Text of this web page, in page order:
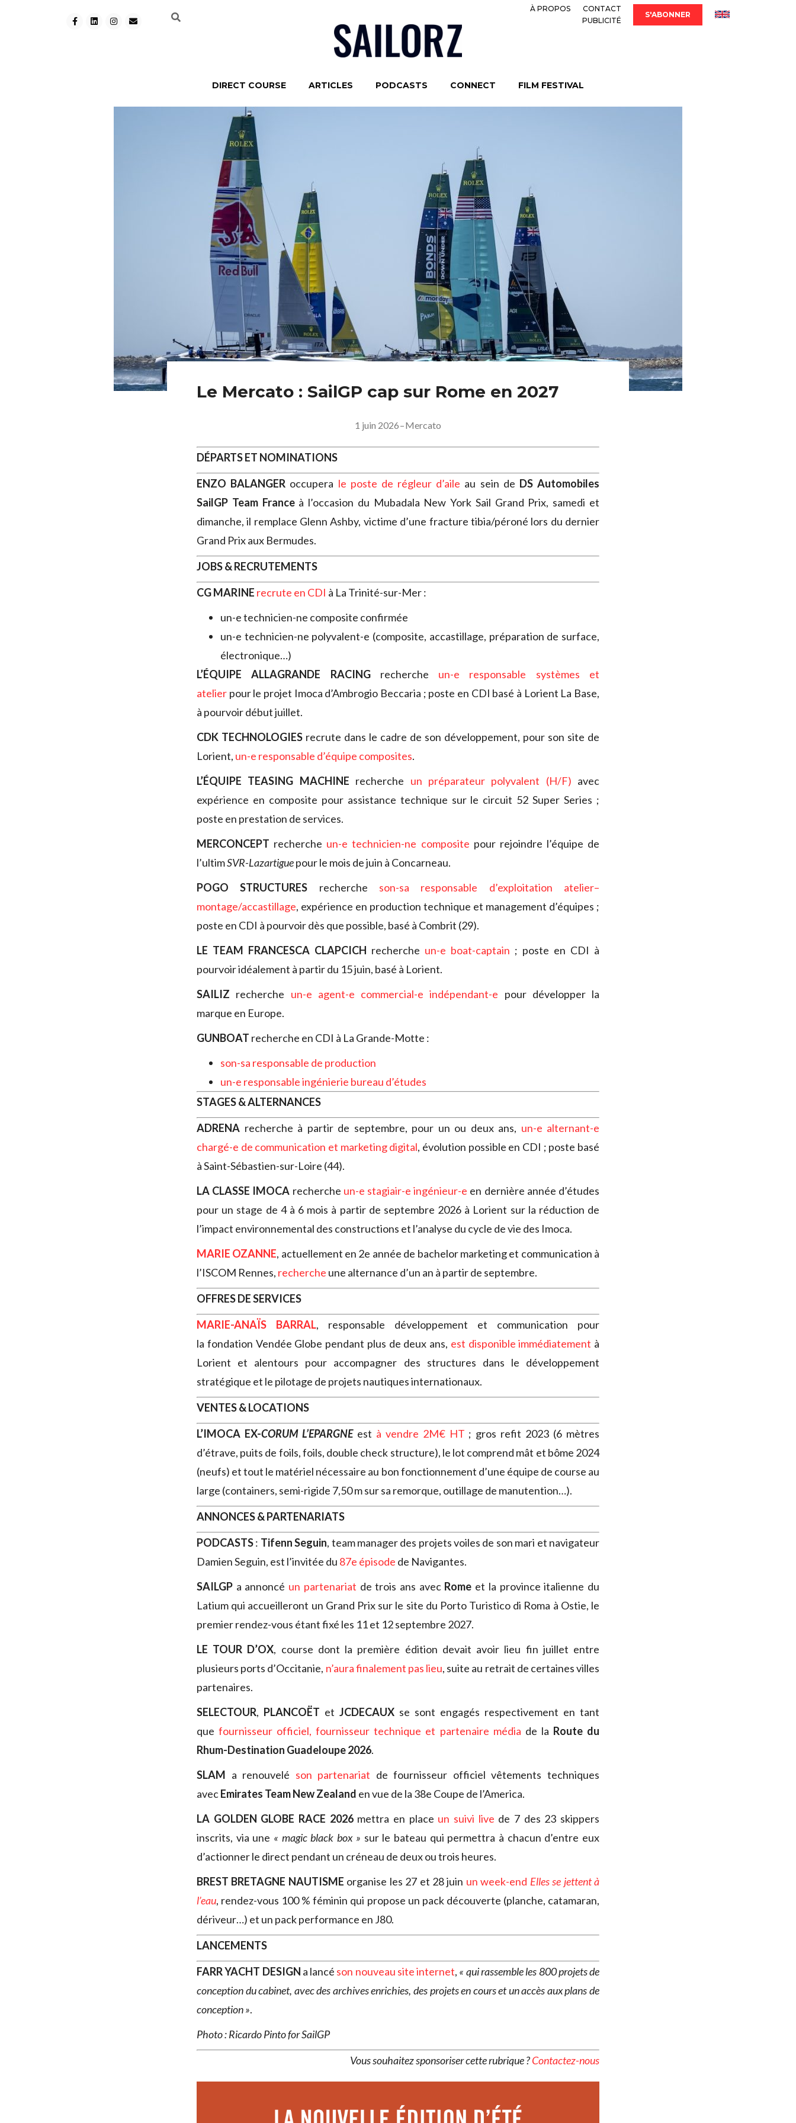
À PROPOS
CONTACT
PUBLICITÉ
S'ABONNER
DIRECT COURSE ARTICLES PODCASTS CONNECT FILM FESTIVAL
Le Mercato : SailGP cap sur Rome en 2027
1 juin 2026–Mercato
DÉPARTS ET NOMINATIONS
ENZO BALANGER occupera le poste de régleur d’aile au sein de DS Automobiles
SailGP Team Franceà l’occasion du Mubadala New York Sail Grand Prix, samedi et
dimanche, il remplace Glenn Ashby, victime d’une fracture tibia/péroné lors du dernier
Grand Prix aux Bermudes.
JOBS & RECRUTEMENTS
CG MARINE recrute en CDI à La Trinité-sur-Mer :
un-e technicien-ne composite confirmée
un-e technicien-ne polyvalent-e (composite, accastillage, préparation de surface,
électronique…)
L’ÉQUIPE ALLAGRANDE RACINGrecherche un-e responsable systèmes et
atelier pour le projet Imoca d’Ambrogio Beccaria ; poste en CDI basé à Lorient La Base,
à pourvoir début juillet.
CDK TECHNOLOGIES recrute dans le cadre de son développement, pour son site de
Lorient, un-e responsable d’équipe composites.
L’ÉQUIPE TEASING MACHINE recherche un préparateur polyvalent (H/F) avec
expérience en composite pour assistance technique sur le circuit 52 Super Series ;
poste en prestation de services.
MERCONCEPT recherche un-e technicien-ne composite pour rejoindre l’équipe de
l’ultimSVR-Lazartiguepour le mois de juin à Concarneau.
POGO STRUCTURES recherche son-sa responsable d’exploitation atelier–
montage/accastillage, expérience en production technique et management d’équipes ;
poste en CDI à pourvoir dès que possible, basé à Combrit (29).
LE TEAM FRANCESCA CLAPCICH recherche un-e boat-captain ; poste en CDI à
pourvoir idéalement à partir du 15 juin, basé à Lorient.
SAILIZ recherche un-e agent-e commercial-e indépendant-e pour développer la
marque en Europe.
GUNBOAT recherche en CDI à La Grande-Motte :
son-sa responsable de production
un-e responsable ingénierie bureau d’études
STAGES & ALTERNANCES
ADRENA recherche à partir de septembre, pour un ou deux ans, un-e alternant-e
chargé-e de communication et marketing digital, évolution possible en CDI ; poste basé
à Saint-Sébastien-sur-Loire (44).
LA CLASSE IMOCA recherche un-e stagiair-e ingénieur-e en dernière année d’études
pour un stage de 4 à 6 mois à partir de septembre 2026 à Lorient sur la réduction de
l’impact environnemental des constructions et l’analyse du cycle de vie des Imoca.
MARIE OZANNE, actuellement en 2e année de bachelor marketing et communication à
l’ISCOM Rennes, recherche une alternance d’un an à partir de septembre.
OFFRES DE SERVICES
MARIE-ANAÏS BARRAL, responsable développement et communication pour
la fondation Vendée Globe pendant plus de deux ans, est disponible immédiatement à
Lorient et alentours pour accompagner des structures dans le développement
stratégique et le pilotage de projets nautiques internationaux.
VENTES & LOCATIONS
L’IMOCA EX-CORUM L’EPARGNEest à vendre 2M€ HT ; gros refit 2023 (6 mètres
d’étrave, puits de foils, foils, double check structure), le lot comprend mât et bôme 2024
(neufs) et tout le matériel nécessaire au bon fonctionnement d’une équipe de course au
large (containers, semi-rigide 7,50 m sur sa remorque, outillage de manutention…).
ANNONCES & PARTENARIATS
PODCASTS: Tifenn Seguin, team manager des projets voiles de son mari et navigateur
Damien Seguin, est l’invitée du 87e épisode de Navigantes.
SAILGP a annoncé un partenariat de trois ans avec Rome et la province italienne du
Latium qui accueilleront un Grand Prix sur le site du Porto Turistico di Roma à Ostie, le
premier rendez-vous étant fixé les 11 et 12 septembre 2027.
LE TOUR D’OX, course dont la première édition devait avoir lieu fin juillet entre
plusieurs ports d’Occitanie, n’aura finalement pas lieu, suite au retrait de certaines villes
partenaires.
SELECTOUR, PLANCOËT et JCDECAUX se sont engagés respectivement en tant
quefournisseur officiel, fournisseur technique et partenaire média de la Route du
Rhum-Destination Guadeloupe 2026.
SLAM a renouvelé son partenariat de fournisseur officiel vêtements techniques
avecEmirates Team New Zealand en vue de la 38e Coupe de l’America.
LA GOLDEN GLOBE RACE 2026mettra en place un suivi live de 7 des 23 skippers
inscrits, via une « magic black box » sur le bateau qui permettra à chacun d’entre eux
d’actionner le direct pendant un créneau de deux ou trois heures.
BREST BRETAGNE NAUTISME organise les 27 et 28 juin un week-end Elles se jettent à
l’eau, rendez-vous 100 % féminin qui propose un pack découverte (planche, catamaran,
dériveur…) et un pack performance en J80.
LANCEMENTS
FARR YACHT DESIGN a lancé son nouveau site internet, « qui rassemble les 800 projets de
conception du cabinet, avec des archives enrichies, des projets en cours et un accès aux plans de
conception ».
Photo : Ricardo Pinto for SailGP
Vous souhaitez sponsoriser cette rubrique ?Contactez-nous